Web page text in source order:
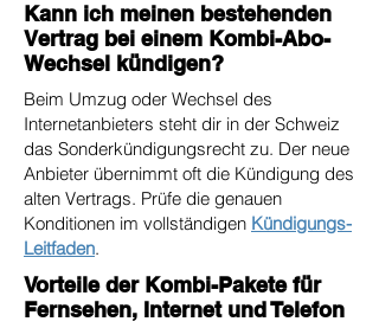
Kann ich meinen bestehenden
Vertrag bei einem Kombi-Abo-
Wechsel kündigen?
Beim Umzug oder Wechsel des
Internetanbieters steht dir in der Schweiz
das Sonderkündigungsrecht zu. Der neue
Anbieter übernimmt oft die Kündigung des
alten Vertrags. Prüfe die genauen
Konditionen im vollständigen Kündigungs-
Leitfaden.
Vorteile der Kombi-Pakete für
Fernsehen, Internet und Telefon